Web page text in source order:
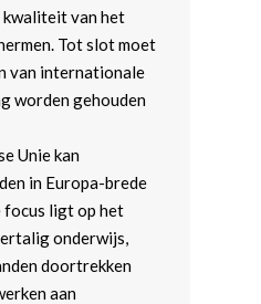
kwaliteit van het
Tot slot moet
van internationale
worden gehouden
Unie kan
in Europa-brede
focus ligt op het
onderwijs,
doortrekken
aan